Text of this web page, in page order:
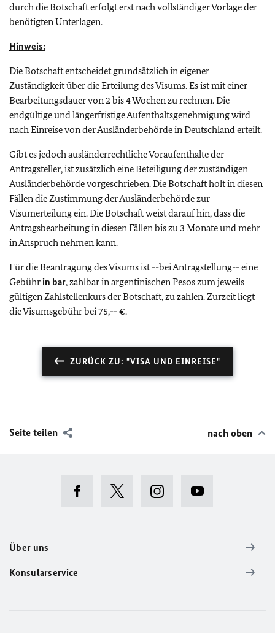
durch die Botschaft erfolgt erst nach vollständiger Vorlage der
benötigten Unterlagen.
Hinweis:
Die Botschaft entscheidet grundsätzlich in eigener
Zuständigkeit über die Erteilung des Visums. Es ist mit einer
Bearbeitungsdauer von 2 bis 4 Wochen zu rechnen. Die
endgültige und längerfristige Aufenthaltsgenehmigung wird
nach Einreise von der Ausländerbehörde in Deutschland erteilt.
Gibt es jedoch ausländerrechtliche Voraufenthalte der
Antragsteller, ist zusätzlich eine Beteiligung der zuständigen
Ausländerbehörde vorgeschrieben. Die Botschaft holt in diesen
Fällen die Zustimmung der Ausländerbehörde zur
Visumerteilung ein. Die Botschaft weist darauf hin, dass die
Antragsbearbeitung in diesen Fällen bis zu 3 Monate und mehr
in Anspruch nehmen kann.
Für die Beantragung des Visums ist --bei Antragstellung-- eine
Gebühr in bar, zahlbar in argentinischen Pesos zum jeweils
gültigen Zahlstellenkurs der Botschaft, zu zahlen. Zurzeit liegt
die Visumsgebühr bei 75,-- €.
ZURÜCK ZU: "VISA UND EINREISE"
Seite teilen nach oben
Über uns
Konsularservice